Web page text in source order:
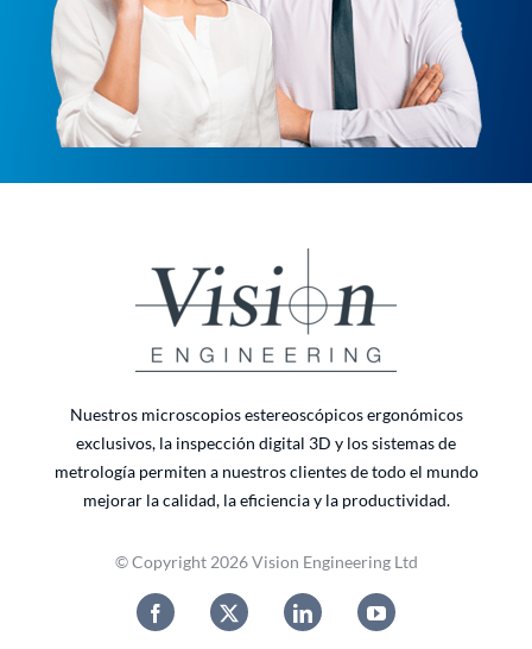
Nuestros microscopios estereoscópicos ergonómicos
exclusivos, la inspección digital 3D y los sistemas de
metrología permiten a nuestros clientes de todo el mundo
mejorar la calidad, la eficiencia y la productividad.
© Copyright 2026 Vision Engineering Ltd